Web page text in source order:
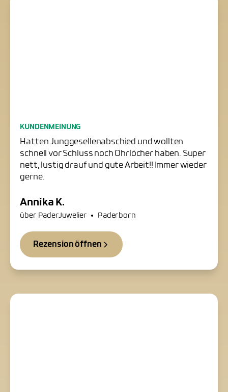
Junggesellenabschied
erfolgreich gerettet
KUNDENMEINUNG
Hatten Junggesellenabschied und wollten
schnell vor Schluss noch Ohrlöcher haben. Super
nett, lustig drauf und gute Arbeit!! Immer wieder
gerne.
Annika K.
über PaderJuwelier • Paderborn
Rezension öffnen